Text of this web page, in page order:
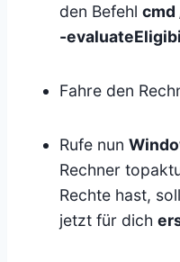
den Befehl cmd
-
Fahre den
Rufe nun
Rechner
Rechte hast,
jetzt für dich